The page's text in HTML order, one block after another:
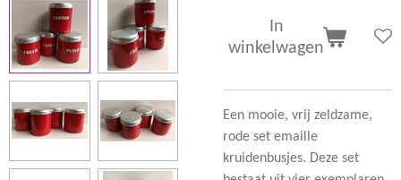
In
winkelwagen
Een mooie, vrij zeldzame,
rode set emaille
kruidenbusjes. Deze set